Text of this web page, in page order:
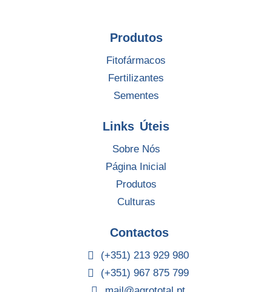
Produtos
Fitofármacos
Fertilizantes
Sementes
Links Úteis
Sobre Nós
Página Inicial
Produtos
Culturas
Contactos
(+351) 213 929 980
(+351) 967 875 799